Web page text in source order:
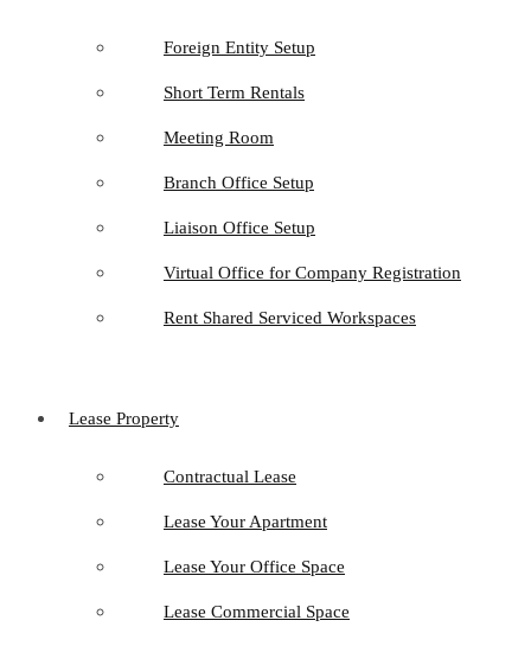
Foreign Entity Setup
Short Term Rentals
Meeting Room
Branch Office Setup
Liaison Office Setup
Virtual Office for Company Registration
Rent Shared Serviced Workspaces
Lease Property
Contractual Lease
Lease Your Apartment
Lease Your Office Space
Lease Commercial Space